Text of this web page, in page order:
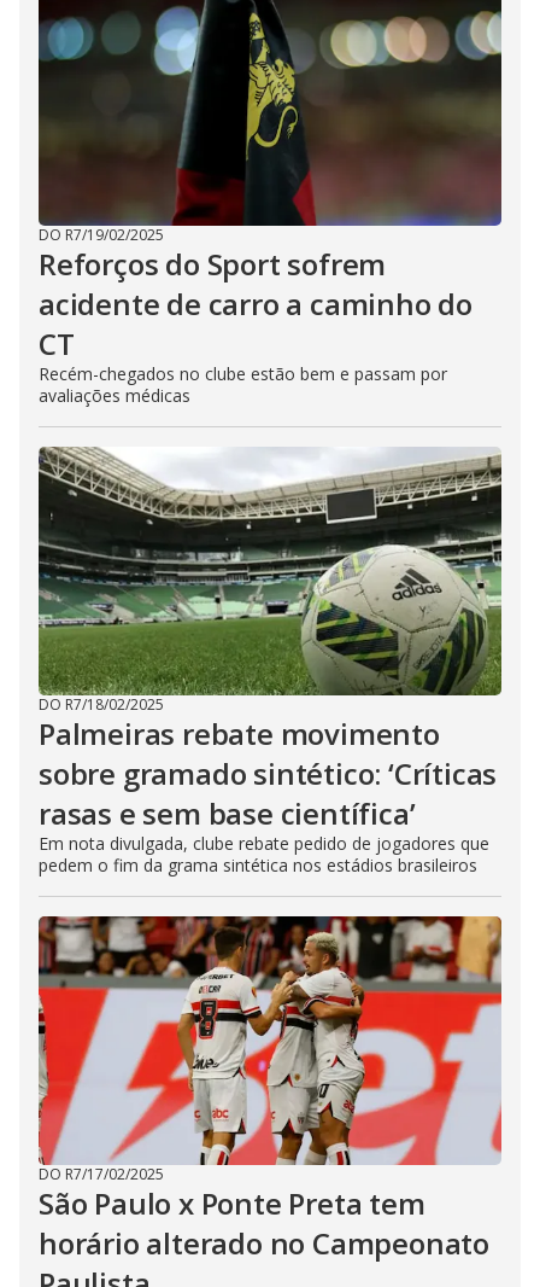
DO R7/19/02/2025
Reforços do Sport sofrem
acidente de carro a caminho do
CT
Recém-chegados no clube estão bem e passam por
avaliações médicas
DO R7/18/02/2025
Palmeiras rebate movimento
sobre gramado sintético: ‘Críticas
rasas e sem base científica’
Em nota divulgada, clube rebate pedido de jogadores que
pedem o fim da grama sintética nos estádios brasileiros
DO R7/17/02/2025
São Paulo x Ponte Preta tem
horário alterado no Campeonato